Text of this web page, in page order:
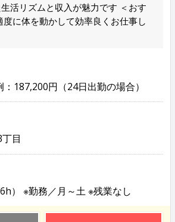
活リズムと収入が魅力です ＜おす
に体を動かして効率良くお仕事し
187,200円（24日出勤の場合）
目
） ※勤務／月～土 ※残業なし